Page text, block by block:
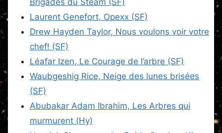
Laurent Genefort, Opexx (SF)
Drew Hayden Taylor, Nous voulons voir votre
chef! (SF)
Léafar Izen, Le Courage de l’arbre (SF)
Waubgeshig Rice, Neige des lunes brisées
(SF)
Abubakar Adam Ibrahim, Les Arbres qui
murmurent (Hy)